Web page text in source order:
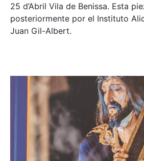
25 d’Abril Vila de Benissa. Esta
posteriormente por el Instituto
Juan Gil-Albert.